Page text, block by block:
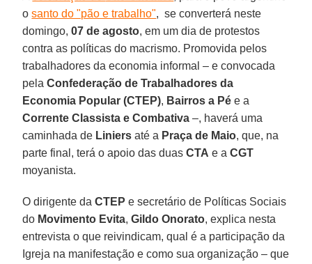
osanto do "pão e trabalho", se converterá neste
domingo,07 de agosto, em um dia de protestos
contra as políticas do macrismo. Promovida pelos
trabalhadores da economia informal – e convocada
pelaConfederação de Trabalhadores da
Economia Popular (CTEP), Bairros a Pé e a
Corrente Classista e Combativa –, haverá uma
caminhada de Liniers até a Praça de Maio, que, na
parte final, terá o apoio das duasCTA e aCGT
moyanista.
O dirigente daCTEP e secretário de Políticas Sociais
do Movimento Evita,Gildo Onorato, explica nesta
entrevista o que reivindicam, qual é a participação da
Igreja na manifestação e como sua organização – que